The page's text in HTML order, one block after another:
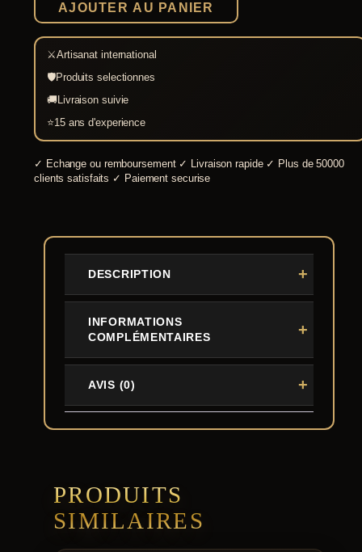
décorative
AJOUTER AU PANIER
⚔Artisanat international
🛡Produits selectionnes
🚚Livraison suivie
⭐15 ans d'experience
✓ Echange ou remboursement ✓ Livraison rapide ✓ Plus de 50000
clients satisfaits ✓ Paiement securise
DESCRIPTION
INFORMATIONS
COMPLÉMENTAIRES
AVIS (0)
PRODUITS
SIMILAIRES